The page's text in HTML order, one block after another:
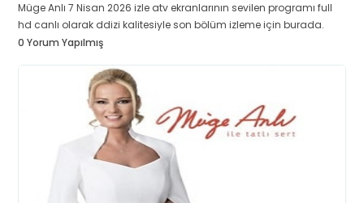
Müge Anlı 7 Nisan 2026 izle atv ekranlarının sevilen programı full
hd canlı olarak ddizi kalitesiyle son bölüm izleme için burada.
0 Yorum Yapılmış